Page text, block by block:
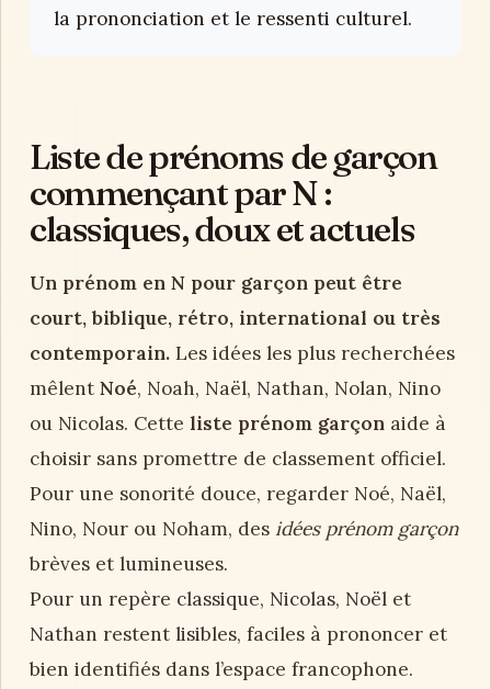
la prononciation et le ressenti culturel.
Liste de prénoms de garçon
commençant par N :
classiques, doux et actuels
Un prénom en N pour garçon peut être
court, biblique, rétro, international ou très
contemporain. Les idées les plus recherchées
mêlent Noé, Noah, Naël, Nathan, Nolan, Nino
ou Nicolas. Cette liste prénom garçon aide à
choisir sans promettre de classement officiel.
Pour une sonorité douce, regarder Noé, Naël,
Nino, Nour ou Noham, des idées prénom garçon
brèves et lumineuses.
Pour un repère classique, Nicolas, Noël et
Nathan restent lisibles, faciles à prononcer et
bien identifiés dans l’espace francophone.